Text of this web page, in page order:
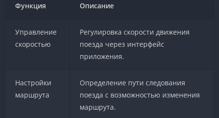
Функция Описание
Управление
скоростью
Регулировка скорости движения
поезда через интерфейс
приложения.
Настройки
маршрута
Определение пути следования
поезда с возможностью изменения
маршрута.